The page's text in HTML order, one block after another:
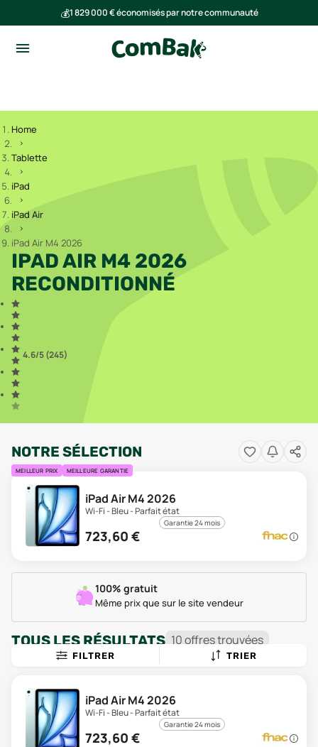
💰1 829 000 € économisés par notre communauté
Home
Tablette
iPad
iPad Air
iPad Air M4 2026
IPAD AIR M4 2026
RECONDITIONNÉ
4.6/5 (245)
NOTRE SÉLECTION
MEILLEUR PRIX MEILLEURE GARANTIE
iPad Air M4 2026
Wi-Fi - Bleu - Parfait état
Garantie 24 mois
723,60 €
100% gratuit
Même prix que sur le site vendeur
TOUS LES RÉSULTATS 10offrestrouvées
FILTRER TRIER
iPad Air M4 2026
Wi-Fi - Bleu - Parfait état
Garantie 24 mois
723,60 €